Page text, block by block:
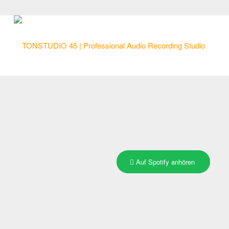
Auf Spotify anhören